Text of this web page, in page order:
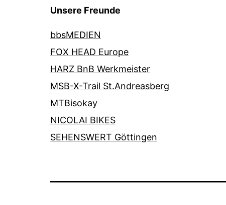
Unsere Freunde
bbsMEDIEN
FOX HEAD Europe
HARZ BnB Werkmeister
MSB-X-Trail St.Andreasberg
MTBisokay
NICOLAI BIKES
SEHENSWERT Göttingen